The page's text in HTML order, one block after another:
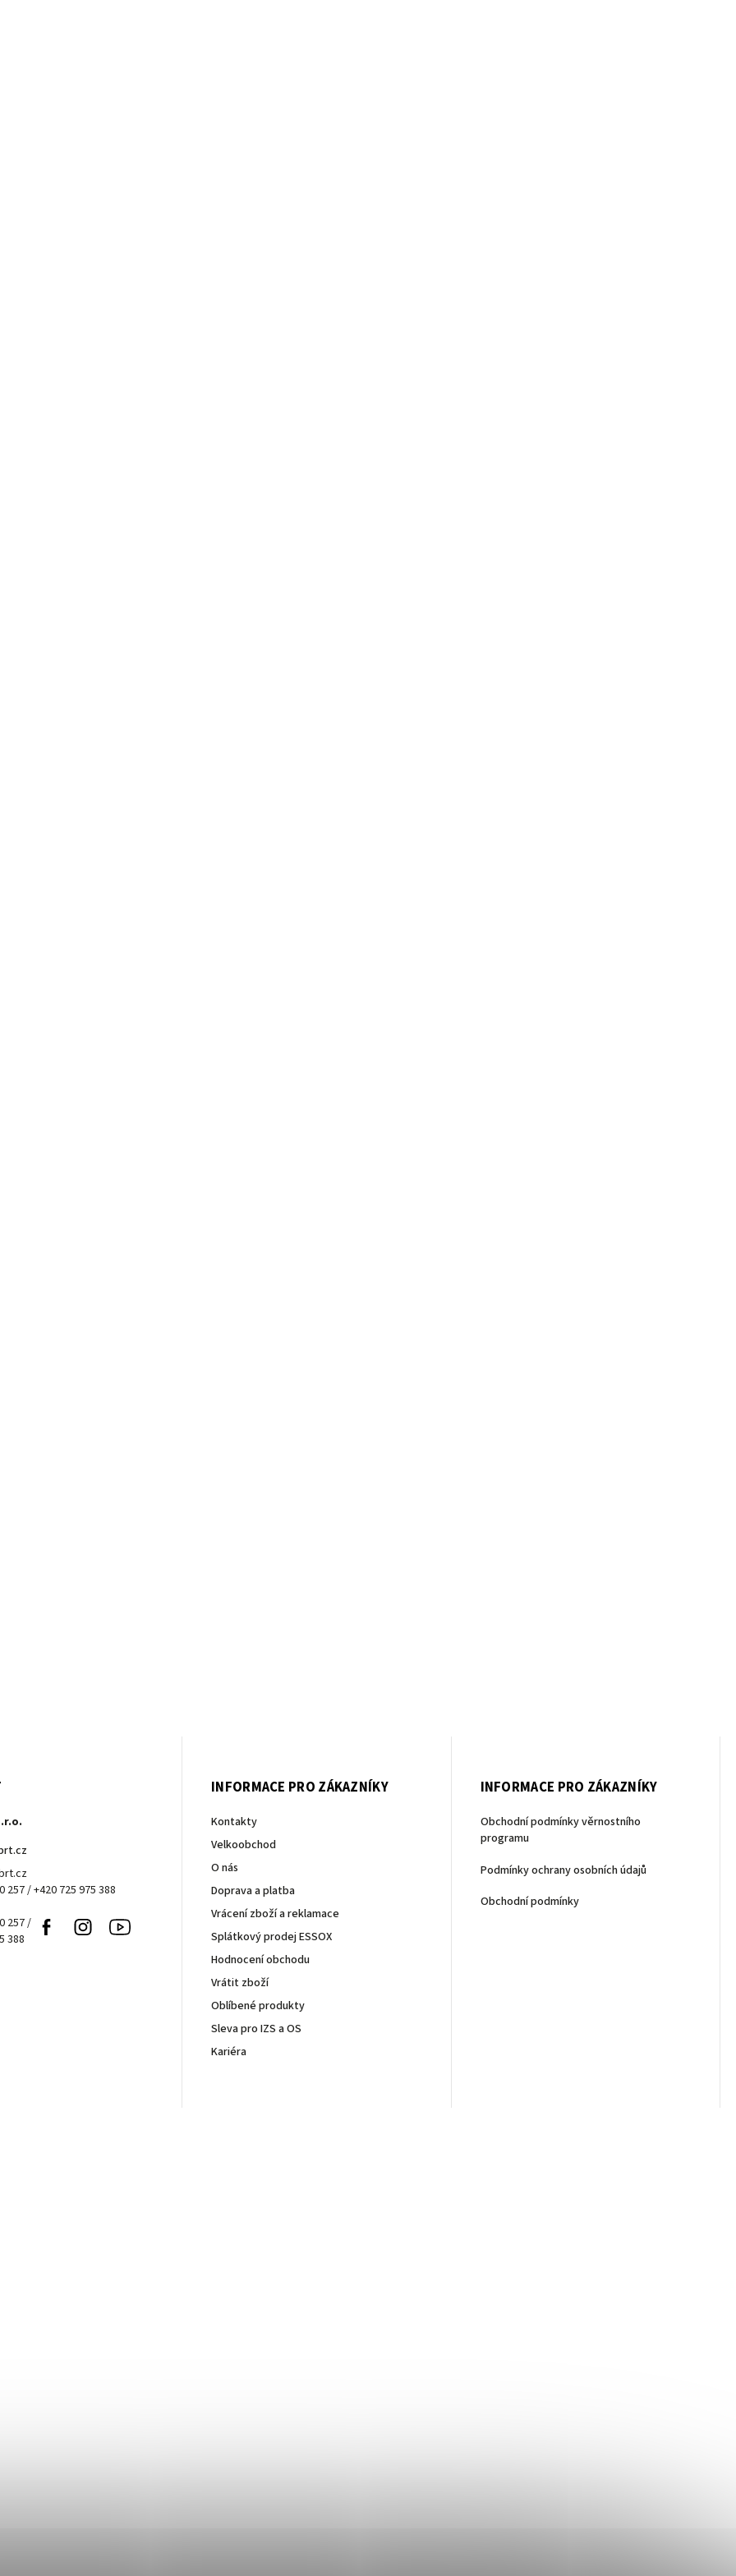
257 / +420 725 975 388
257 /
388
Facebook Instagram
INFORMACE PRO ZÁKAZNÍKY
Kontakty
Velkoobchod
O nás
Doprava a platba
Vrácení zboží a reklamace
Splátkový prodej ESSOX
Hodnocení obchodu
Vrátit zboží
Oblíbené produkty
Sleva pro IZS a OS
Kariéra
INFORMACE PRO ZÁKAZNÍKY
Obchodní podmínky věrnostního
programu
Podmínky ochrany osobních údajů
Obchodní podmínky